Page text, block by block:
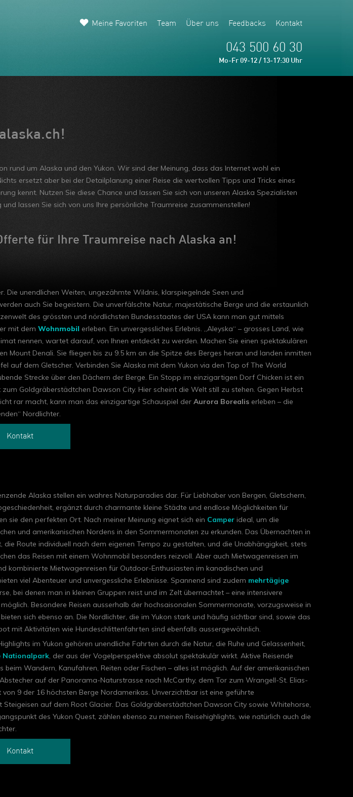
Meine Favoriten Team Über uns Feedbacks Kontakt
043 500 60 30
Mo-Fr 09-12 / 13-17:30 Uhr
rund um Alaska und den Yukon. Wir sind der Meinung, dass das Internet wohl ein
ersetzt aber bei der Detailplanung einer Reise die wertvollen Tipps und Tricks eines
kennt. Nutzen Sie diese Chance und lassen Sie sich von unseren Alaska Spezialisten
lassen Sie sich von uns Ihre persönliche Traumreise zusammenstellen!
für Ihre Traumreise nach Alaska an!
Die unendlichen Weiten, ungezähmte Wildnis, klarspiegelnde Seen und
auch Sie begeistern. Die unverfälschte Natur, majestätische Berge und die erstaunlich
des grössten und nördlichsten Bundesstaates der USA kann man gut mittels
mit dem Wohnmobil erleben. Ein unvergessliches Erlebnis. „Aleyska“ – grosses Land, wie
nennen, wartet darauf, von Ihnen entdeckt zu werden. Machen Sie einen spektakulären
Mount Denali. Sie fliegen bis zu 9.5 km an die Spitze des Berges heran und landen inmitten
auf dem Gletscher. Verbinden Sie Alaska mit dem Yukon via den Top of The World
Strecke über den Dächern der Berge. Ein Stopp im einzigartigen Dorf Chicken ist ein
Goldgräberstädtchen Dawson City. Hier scheint die Welt still zu stehen. Gegen Herbst
rar macht, kann man das einzigartige Schauspiel der Aurora Borealis erleben – die
Nordlichter.
Kontakt
Alaska stellen ein wahres Naturparadies dar. Für Liebhaber von Bergen, Gletschern,
ergänzt durch charmante kleine Städte und endlose Möglichkeiten für
sie den perfekten Ort. Nach meiner Meinung eignet sich ein Camper ideal, um die
und amerikanischen Nordens in den Sommermonaten zu erkunden. Das Übernachten in
die Route individuell nach dem eigenen Tempo zu gestalten, und die Unabhängigkeit, stets
das Reisen mit einem Wohnmobil besonders reizvoll. Aber auch Mietwagenreisen im
kombinierte Mietwagenreisen für Outdoor-Enthusiasten im kanadischen und
viel Abenteuer und unvergessliche Erlebnisse. Spannend sind zudem mehrtägige
bei denen man in kleinen Gruppen reist und im Zelt übernachtet – eine intensivere
Besondere Reisen ausserhalb der hochsaisonalen Sommermonate, vorzugsweise in
sich ebenso an. Die Nordlichter, die im Yukon stark und häufig sichtbar sind, sowie das
mit Aktivitäten wie Hundeschlittenfahrten sind ebenfalls aussergewöhnlich.
im Yukon gehören unendliche Fahrten durch die Natur, die Ruhe und Gelassenheit,
Nationalpark, der aus der Vogelperspektive absolut spektakulär wirkt. Aktive Reisende
beim Wandern, Kanufahren, Reiten oder Fischen – alles ist möglich. Auf der amerikanischen
auf der Panorama-Naturstrasse nach McCarthy, dem Tor zum Wrangell-St. Elias-
9 der 16 höchsten Berge Nordamerikas. Unverzichtbar ist eine geführte
auf dem Root Glacier. Das Goldgräberstädtchen Dawson City sowie Whitehorse,
des Yukon Quest, zählen ebenso zu meinen Reisehighlights, wie natürlich auch die
Kontakt